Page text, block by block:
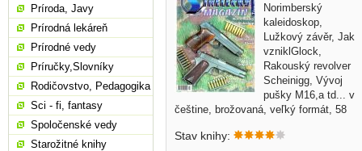
Norimberský
kaleidoskop,
Lužkový závěr, Jak
vzniklGlock,
Rakouský revolver
Scheinigg, Vývoj
pušky M16,a td... v
češtine, brožovaná, veľký formát, 58
Stav knihy:
Príroda, Javy
Prírodná lekáreň
Prírodné vedy
Príručky,Slovníky
Rodičovstvo, Pedagogika
Sci - fi, fantasy
Spoločenské vedy
Starožitné knihy